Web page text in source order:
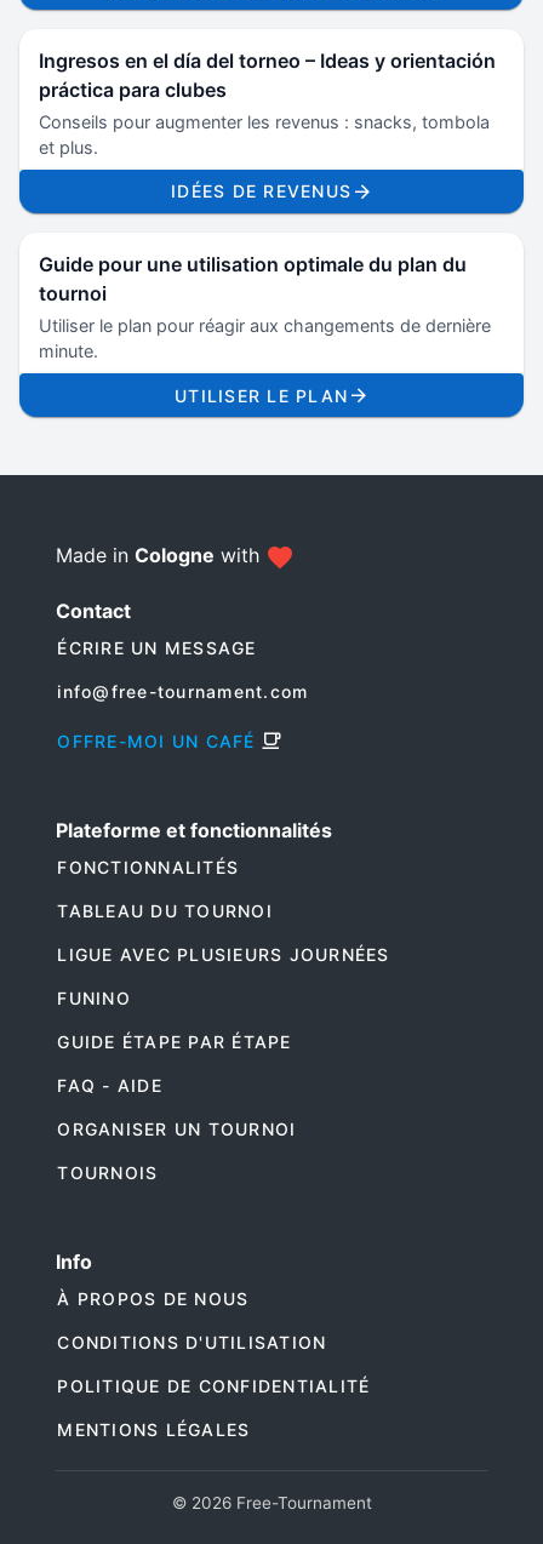
Ingresos en el día del torneo – Ideas y orientación
práctica para clubes
Conseils pour augmenter les revenus : snacks, tombola
et plus.
IDÉES DE REVENUS
Guide pour une utilisation optimale du plan du
tournoi
Utiliser le plan pour réagir aux changements de dernière
minute.
UTILISER LE PLAN
Made in Cologne with
Contact
ÉCRIRE UN MESSAGE
info@free-tournament.com
OFFRE-MOI UN CAFÉ
Plateforme et fonctionnalités
FONCTIONNALITÉS
TABLEAU DU TOURNOI
LIGUE AVEC PLUSIEURS JOURNÉES
FUNINO
GUIDE ÉTAPE PAR ÉTAPE
FAQ - AIDE
ORGANISER UN TOURNOI
TOURNOIS
Info
À PROPOS DE NOUS
CONDITIONS D'UTILISATION
POLITIQUE DE CONFIDENTIALITÉ
MENTIONS LÉGALES
© 2026 Free-Tournament